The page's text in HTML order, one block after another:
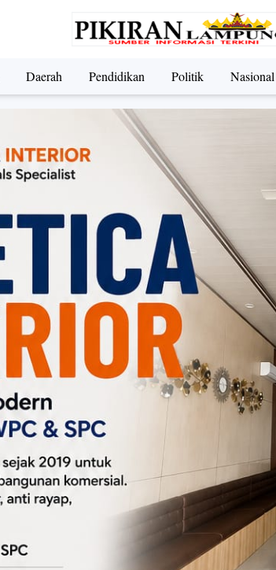
Daerah Pendidikan Politik Nasional
Nasional Olahraga Politik